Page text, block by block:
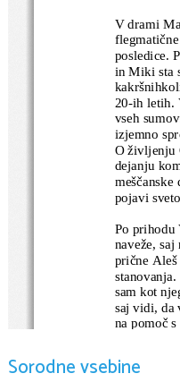
V drami
posledice.
in Miki sta
20-ih letih.
vseh
izjemno
O življenju
dejanju
pojavi
Po prihodu
naveže,
prične Aleš
sam kot
saj vidi, da
na pomoč
gospodar,
Sorodne vsebine